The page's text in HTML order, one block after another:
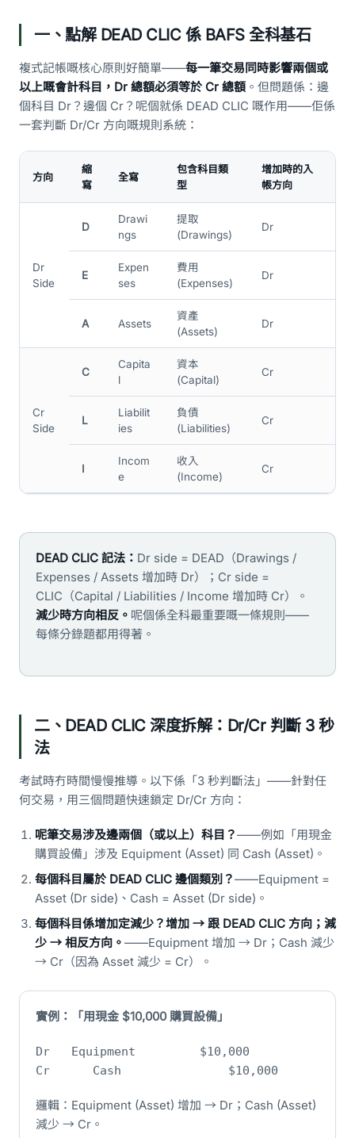
一、點解 DEAD CLIC 係 BAFS 全科基石
複式記帳嘅核心原則好簡單——每一筆交易同時影響兩個或
以上嘅會計科目，Dr 總額必須等於 Cr 總額 。但問題係：邊
個科目 Dr？邊個 Cr？呢個就係 DEAD CLIC 嘅作用——佢係
一套判斷 Dr/Cr 方向嘅規則系統：
方向
縮
寫
全寫
包含科目類
型
增加時的入
帳方向
Dr
Side
D
Drawi
ngs
提取
(Drawings)
Dr
E
Expen
ses
費用
(Expenses)
Dr
A Assets
資產
(Assets)
Dr
Cr
Side
C
Capita
l
資本
(Capital)
Cr
L
Liabilit
ies
負債
(Liabilities)
Cr
I
Incom
e
收入
(Income)
Cr
DEAD CLIC 記法： Dr side = DEAD（Drawings /
Expenses / Assets 增加時 Dr）；Cr side =
CLIC（Capital / Liabilities / Income 增加時 Cr）。
減少時方向相反。 呢個係全科最重要嘅一條規則——
每條分錄題都用得著。
二、DEAD CLIC 深度拆解：Dr/Cr 判斷 3 秒
法
考試時冇時間慢慢推導。以下係「3 秒判斷法」——針對任
何交易，用三個問題快速鎖定 Dr/Cr 方向：
呢筆交易涉及邊兩個（或以上）科目？——例如「用現金
購買設備」涉及 Equipment (Asset) 同 Cash (Asset)。
每個科目屬於 DEAD CLIC 邊個類別？——Equipment =
Asset (Dr side)、Cash = Asset (Dr side)。
每個科目係增加定減少？增加 → 跟 DEAD CLIC 方向；減
少 → 相反方向。 ——Equipment 增加 → Dr；Cash 減少
→ Cr（因為 Asset 減少 = Cr）。
實例：「用現金 $10,000 購買設備」
Dr Equipment $10,000
Cr Cash $10,000
邏輯：Equipment (Asset) 增加 → Dr；Cash (Asset)
減少 → Cr。